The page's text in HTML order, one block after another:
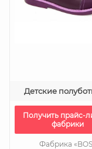
Детские
Получить прайс-
фабрики
Фабрика